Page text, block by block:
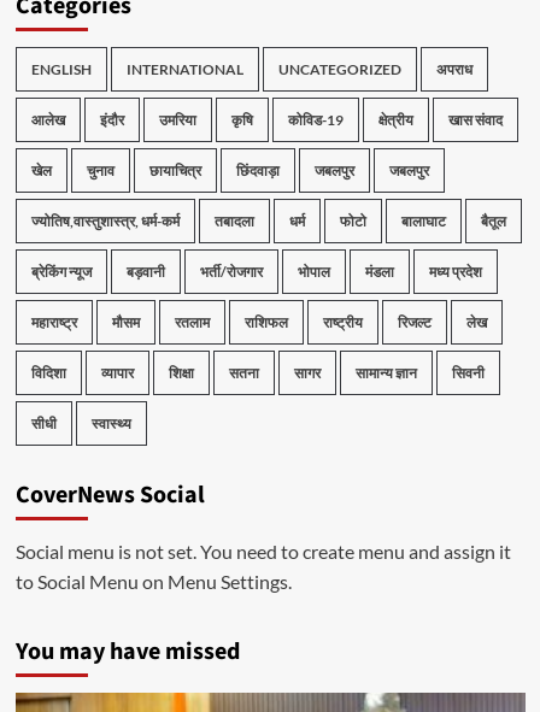
ENGLISH INTERNATIONAL UNCATEGORIZED अपराध
आलेख इंदौर उमरिया कृषि कोविड-19 क्षेत्रीय खास संवाद
खेल चुनाव छायाचित्र छिंदवाड़ा जबलपुर जबलपुर
ज्योतिष,वास्तुशास्त्र, धर्म-कर्म तबादला धर्म फोटो बालाघाट बैतूल
ब्रेकिंग न्यूज बड़वानी भर्ती/रोजगार भोपाल मंडला मध्य प्रदेश
महाराष्ट्र मौसम रतलाम राशिफल राष्ट्रीय रिजल्ट लेख
विदिशा व्यापार शिक्षा सतना सागर सामान्य ज्ञान सिवनी
सीधी स्वास्थ्य
CoverNews Social
Social menu is not set. You need to create menu and assign it
to Social Menu on Menu Settings.
You may have missed